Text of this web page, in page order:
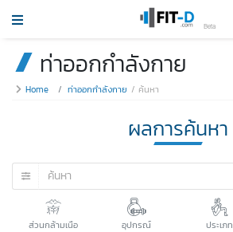
Beta
ท่าออกกำลังกาย
Home ท่าออกกำลังกาย ค้นหา
ผลการค้นหา
ส่วนกล้ามเนือ อุปกรณ์ ประเภท